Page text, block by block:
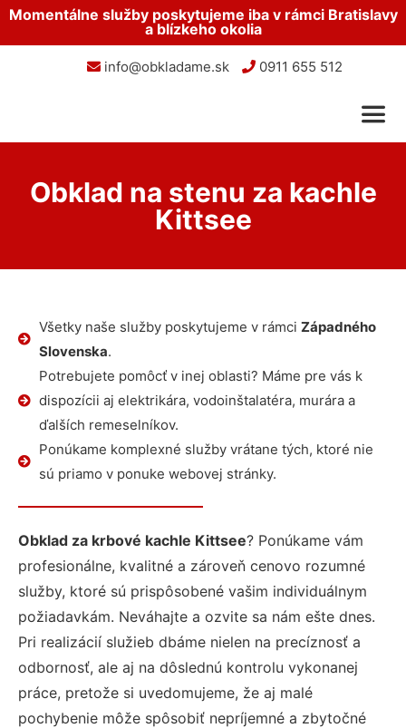
Momentálne služby poskytujeme iba v rámci Bratislavy
a blízkeho okolia
info@obkladame.sk 0911 655 512
Obklad na stenu za kachle
Kittsee
Všetky naše služby poskytujeme v rámci Západného
Slovenska.
Potrebujete pomôcť v inej oblasti? Máme pre vás k
dispozícii aj elektrikára, vodoinštalatéra, murára a
ďalších remeselníkov.
Ponúkame komplexné služby vrátane tých, ktoré nie
sú priamo v ponuke webovej stránky.
Obklad za krbové kachle Kittsee? Ponúkame vám
profesionálne, kvalitné a zároveň cenovo rozumné
služby, ktoré sú prispôsobené vašim individuálnym
požiadavkám. Neváhajte a ozvite sa nám ešte dnes.
Pri realizácií služieb dbáme nielen na precíznosť a
odbornosť, ale aj na dôslednú kontrolu vykonanej
práce, pretože si uvedomujeme, že aj malé
pochybenie môže spôsobiť nepríjemné a zbytočné